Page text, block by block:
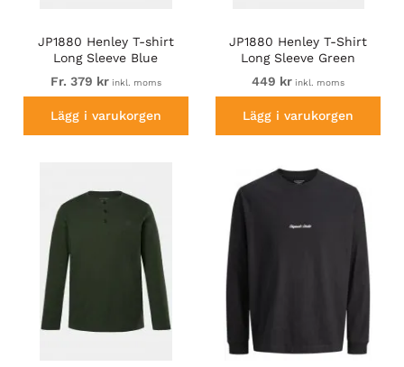
JP1880 Henley T-shirt
Long Sleeve Blue
Fr. 379 krinkl. moms
Lägg i varukorgen
JP1880 Henley T-Shirt
Long Sleeve Green
449 kr inkl. moms
Lägg i varukorgen